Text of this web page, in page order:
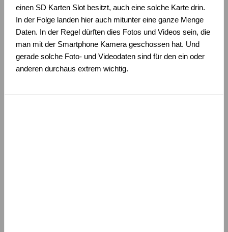
einen SD Karten Slot besitzt, auch eine solche Karte drin.
In der Folge landen hier auch mitunter eine ganze Menge
Daten. In der Regel dürften dies Fotos und Videos sein, die
man mit der Smartphone Kamera geschossen hat. Und
gerade solche Foto- und Videodaten sind für den ein oder
anderen durchaus extrem wichtig.